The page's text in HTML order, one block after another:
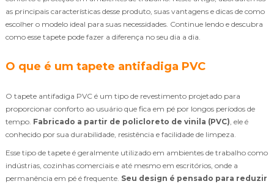
as principais características desse produto, suas vantagens e dicas de como
escolher o modelo ideal para suas necessidades. Continue lendo e descubra
como esse tapete pode fazer a diferença no seu dia a dia.
O que é um tapete antifadiga PVC
O tapete antifadiga PVC é um tipo de revestimento projetado para
proporcionar conforto ao usuário que fica em pé por longos períodos de
tempo. Fabricado a partir de policloreto de vinila (PVC) , ele é
conhecido por sua durabilidade, resistência e facilidade de limpeza.
Esse tipo de tapete é geralmente utilizado em ambientes de trabalho como
indústrias, cozinhas comerciais e até mesmo em escritórios, onde a
permanência em pé é frequente. Seu design é pensado para reduzir